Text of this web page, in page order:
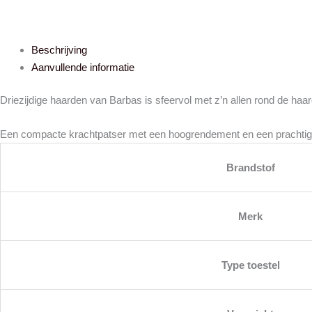
Beschrijving
Aanvullende informatie
Driezijdige haarden van Barbas is sfeervol met z’n allen rond de
Een compacte krachtpatser met een hoogrendement en een
Brandstof
Merk
Type toestel